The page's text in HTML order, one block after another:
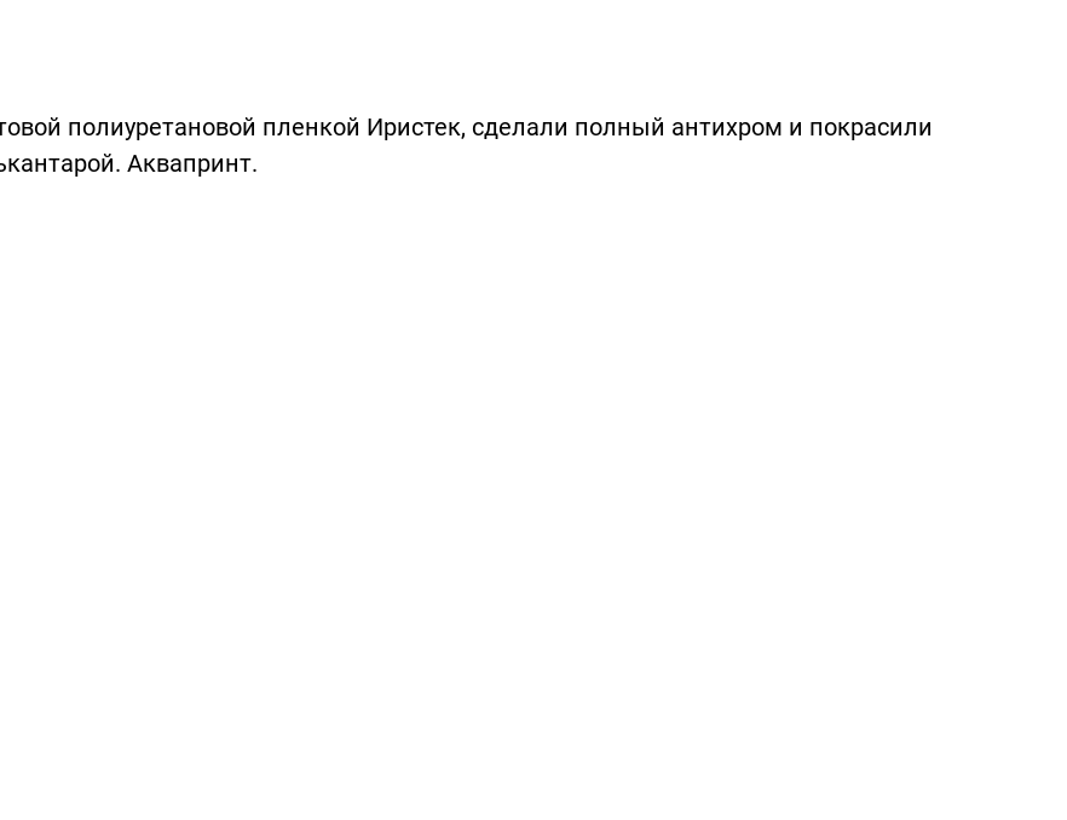
полиуретановой пленкой Иристек, сделали полный антихром и покрасили
Аквапринт.